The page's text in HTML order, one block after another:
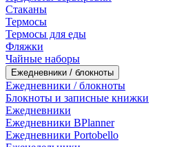
Стаканы
Термосы
Термосы для еды
Фляжки
Чайные наборы
Ежедневники / блокноты
Ежедневники / блокноты
Блокноты и записные книжки
Ежедневники
Ежедневники BPlanner
Ежедневники Portobello